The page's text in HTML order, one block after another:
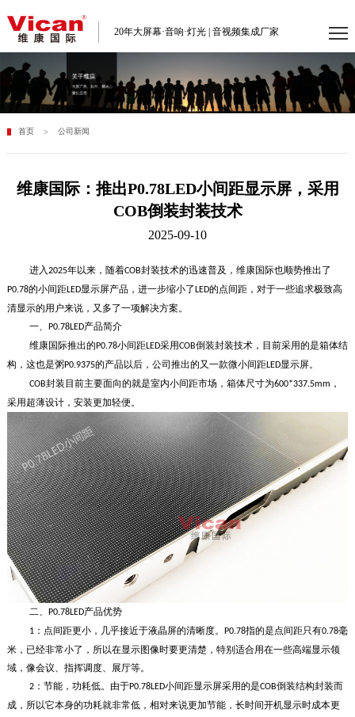
20年大屏幕·音响·灯光 | 音视频集成厂家
首页 > 公司新闻
维康国际：推出P0.78LED小间距显示屏，采用
COB倒装封装技术
2025-09-10
进入2025年以来，随着COB封装技术的迅速普及，维康国际也顺势推出了
P0.78的小间距LED显示屏产品，进一步缩小了 LED的点间距，对于一些追求极致高
清显示的用户来说，又多了一项解决方案。
一、
P0.78LED产品简介
维康国际推出的 P0.78小间距LED采用COB倒装封装技术，目前采用的是箱体结
构，这也是粥P0.9375的产品以后，公司推出的又一款微小间距LED显示屏。
COB封装目前主要面向的就是室内小间距市场，箱体尺寸为600*337.5mm ，
采用超薄设计，安装更加轻便。
二、 P0.78LED产品优势
1：点间距更小，几乎接近于液晶屏的清晰度。 P0.78指的是点间距只有0.78毫
米，已经非常小了，所以在显示图像时要更清楚，特别适合用在一些高端显示领
域，像会议、指挥调度、展厅等。
2：节能，功耗低。由于P0.78LED小间距显示屏采用的是COB倒装结构封装而
成，所以它本身的功耗就非常低，相对来说更加节能，长时间开机显示时成本更